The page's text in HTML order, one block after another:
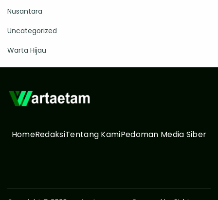
Nusantara
Uncategorized
Warta Hijau
HomeRedaksiTentang KamiPedoman Media Siber